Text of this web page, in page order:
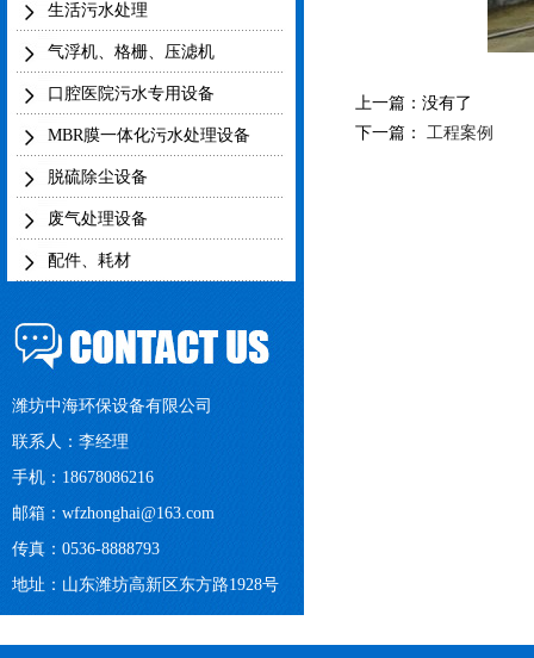
生活污水处理
气浮机、格栅、压滤机
口腔医院污水专用设备
MBR膜一体化污水处理设备
脱硫除尘设备
废气处理设备
配件、耗材
潍坊中海环保设备有限公司
联系人：李经理
手机：18678086216
邮箱： wfzhonghai@163.com
传真：0536-8888793
地址：山东潍坊高新区东方路1928号
上一篇：没有了
下一篇：
工程案例